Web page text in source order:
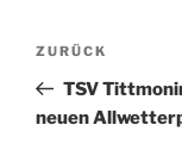
Vorheriger
Beitrag
ZURÜCK
TSV
neuen